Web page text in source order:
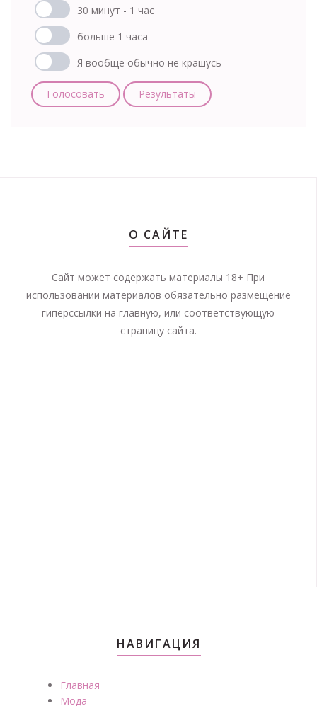
30 минут - 1 час
больше 1 часа
Я вообще обычно не крашусь
Голосовать Результаты
О САЙТЕ
Сайт может содержать материалы 18+ При
использовании материалов обязательно размещение
гиперссылки на главную, или соответствующую
страницу сайта.
НАВИГАЦИЯ
Главная
Мода